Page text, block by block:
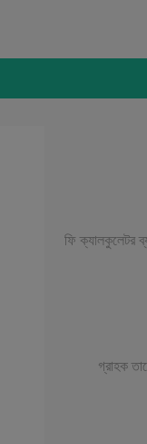
ফি ক্যালকুলেটর
গ্রাহক